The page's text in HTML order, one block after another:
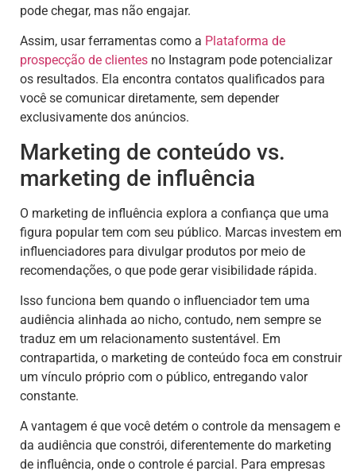
pode chegar, mas não engajar.
Assim, usar ferramentas como a Plataforma de
prospecção de clientes no Instagram pode potencializar
os resultados. Ela encontra contatos qualificados para
você se comunicar diretamente, sem depender
exclusivamente dos anúncios.
Marketing de conteúdo vs.
marketing de influência
O marketing de influência explora a confiança que uma
figura popular tem com seu público. Marcas investem em
influenciadores para divulgar produtos por meio de
recomendações, o que pode gerar visibilidade rápida.
Isso funciona bem quando o influenciador tem uma
audiência alinhada ao nicho, contudo, nem sempre se
traduz em um relacionamento sustentável. Em
contrapartida, o marketing de conteúdo foca em construir
um vínculo próprio com o público, entregando valor
constante.
A vantagem é que você detém o controle da mensagem e
da audiência que constrói, diferentemente do marketing
de influência, onde o controle é parcial. Para empresas